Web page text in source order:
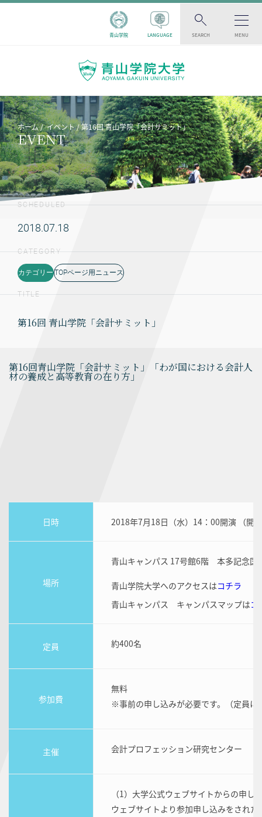
青山学院 LANGUAGE SEARCH MENU
ホーム イベント 第16回 青山学院「会計サミット」
EVENT
SCHEDULED
2018.07.18
CATEGORY
カテゴリー TOPページ用ニュース
TITLE
第16回 青山学院「会計サミット」
第16回青山学院「会計サミット」「わが国における会計人
材の養成と高等教育の在り方」
日時 2018年7月18日（水）14：00開演 （開
場所
青山キャンパス 17号館6階 本多記念国
青山学院大学へのアクセスはコチラ
青山キャンパス キャンパスマップはコ
定員 約400名
参加費
無料
※事前の申し込みが必要です。（定員に
主催 会計プロフェッション研究センター
（1）大学公式ウェブサイトからの申し
ウェブサイトより参加申し込みをされ